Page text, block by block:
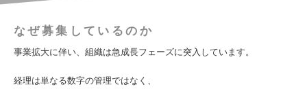
なぜ募集しているのか
事業拡大に伴い、組織は急成長フェーズに突入しています。
経理は単なる数字の管理ではなく、